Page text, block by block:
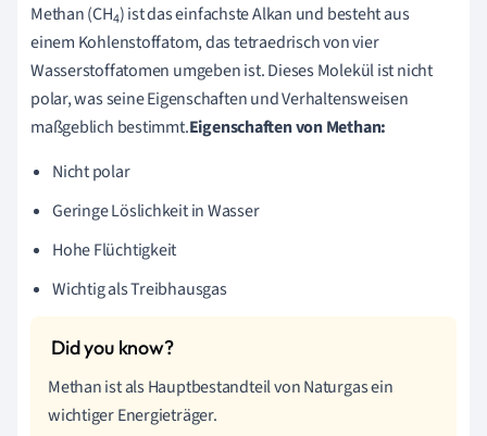
Methan (CH4) ist das einfachste Alkan und besteht aus
einem Kohlenstoffatom, das tetraedrisch von vier
Wasserstoffatomen umgeben ist. Dieses Molekül ist nicht
polar, was seine Eigenschaften und Verhaltensweisen
maßgeblich bestimmt.Eigenschaften von Methan:
Nicht polar
Geringe Löslichkeit in Wasser
Hohe Flüchtigkeit
Wichtig als Treibhausgas
Methan ist als Hauptbestandteil von Naturgas ein
wichtiger Energieträger.